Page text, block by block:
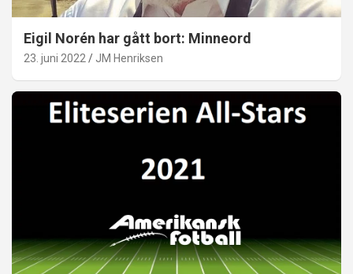
Eigil Norén har gått bort: Minneord
23. juni 2022 JM Henriksen